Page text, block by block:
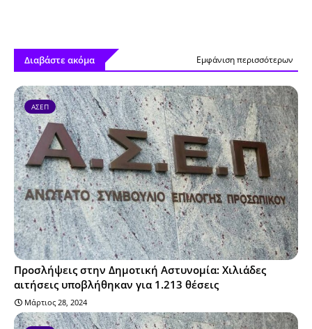
Διαβάστε ακόμα Εμφάνιση περισσότερων
ΑΣΕΠ
Προσλήψεις στην Δημοτική Αστυνομία: Χιλιάδες
αιτήσεις υποβλήθηκαν για 1.213 θέσεις
Μάρτιος 28, 2024